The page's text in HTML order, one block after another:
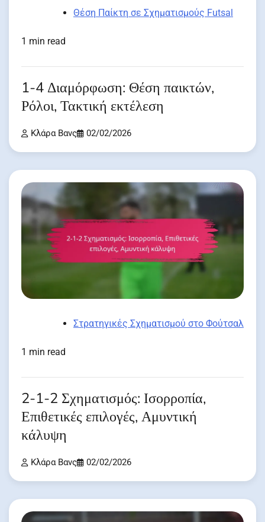
Θέση Παίκτη σε Σχηματισμούς Futsal
1 min read
1-4 Διαμόρφωση: Θέση παικτών,
Ρόλοι, Τακτική εκτέλεση
Κλάρα Βανς 02/02/2026
Στρατηγικές Σχηματισμού στο Φούτσαλ
1 min read
2-1-2 Σχηματισμός: Ισορροπία,
Επιθετικές επιλογές, Αμυντική
κάλυψη
Κλάρα Βανς 02/02/2026